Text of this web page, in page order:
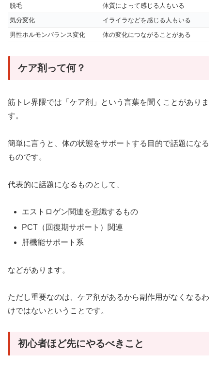
脱毛
体質によって感じる人もいる
気分変化
イライラなどを感じる人もいる
男性ホルモンバランス変化
体の変化につながることがある
ケア剤って何？
筋トレ界隈では「ケア剤」という言葉を聞くことがありま
す。
簡単に言うと、体の状態をサポートする目的で話題になる
ものです。
代表的に話題になるものとして、
エストロゲン関連を意識するもの
PCT（回復期サポート）関連
肝機能サポート系
などがあります。
ただし重要なのは、ケア剤があるから副作用がなくなるわ
けではないということです。
初心者ほど先にやるべきこと